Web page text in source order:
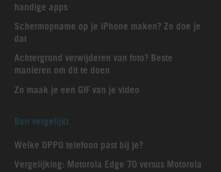
handige apps
Schermopname op je iPhone maken? Zo doe je
dat
Achtergrond verwijderen van foto? Beste
manieren om dit te doen
Zo maak je een GIF van je video
Ben vergelijkt
Welke OPPO telefoon past bij je?
Vergelijking: Motorola Edge 70 versus Motorola